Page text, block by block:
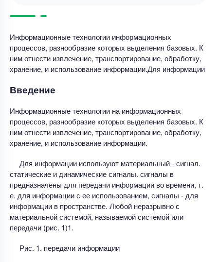
Информационные технологии информационных
процессов, разнообразие которых выделения базовых. К
ним отнести извлечение, транспортирование, обработку,
хранение, и использование информации.Для информации
Введение
Информационные технологии на информационных
процессов, разнообразие которых выделения базовых. К
ним отнести извлечение, транспортирование, обработку,
хранение, и использование информации.
Для информации используют материальный - сигнал.
статические и динамические сигналы. сигналы в
предназначены для передачи информации во времени, т.
е. для информации с ее использованием, сигналы - для
информации в пространстве. Любой неразрывно с
материальной системой, называемой системой или
передачи (рис. 1)1.
Рис. 1. передачи информации